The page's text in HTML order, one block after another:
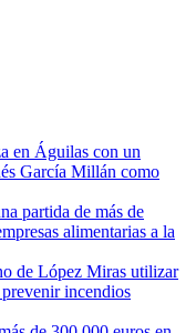
en Águilas con un
García Millán como
partida de más de
alimentarias a la
de López Miras utilizar
incendios